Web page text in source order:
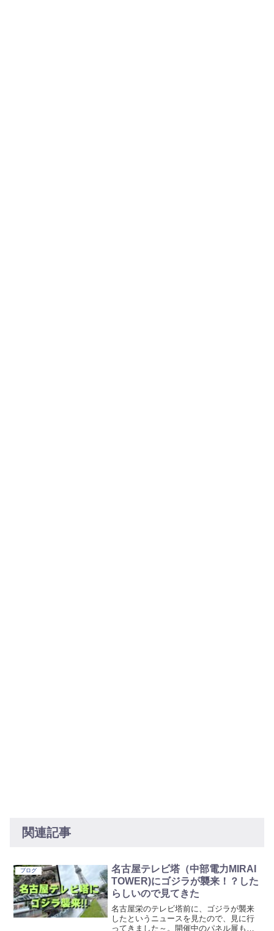
関連記事
ブログ
名古屋テレビ塔（中部電力MIRAI
TOWER)にゴジラが襲来！？した
らしいので見てきた
名古屋栄のテレビ塔前に、ゴジラが襲来
したというニュースを見たので、見に行
ってきました～。開催中のパネル展もご